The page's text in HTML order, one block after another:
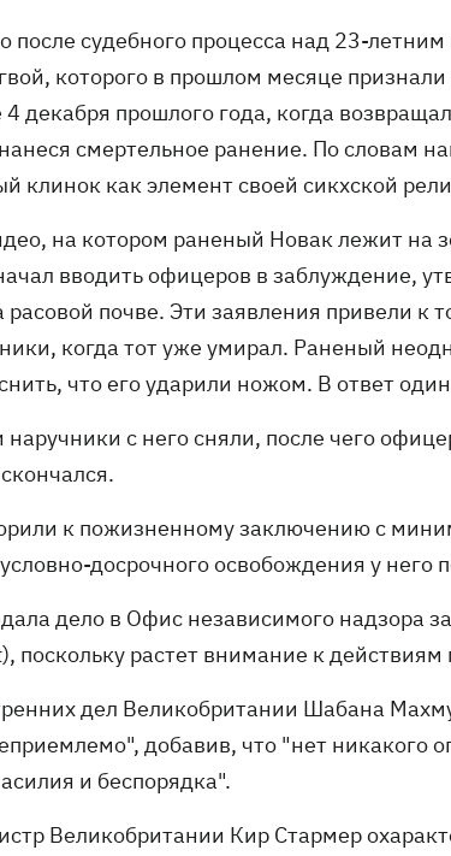
после судебного процесса над 23-
которого в прошлом месяце
4 декабря прошлого года, когда
смертельное ранение. По словам
клинок как элемент своей сикхской
на котором раненый Новак лежит на
вводить офицеров в заблуждение,
почве. Эти заявления привели к
когда тот уже умирал. Раненый
что его ударили ножом. В ответ
наручники с него сняли, после чего
к пожизненному заключению с
досрочного освобождения у него
дело в Офис независимого надзора
поскольку растет внимание к
дел Великобритании Шабана
добавив, что "нет никакого
и беспорядка".
Великобритании Кир Стармер